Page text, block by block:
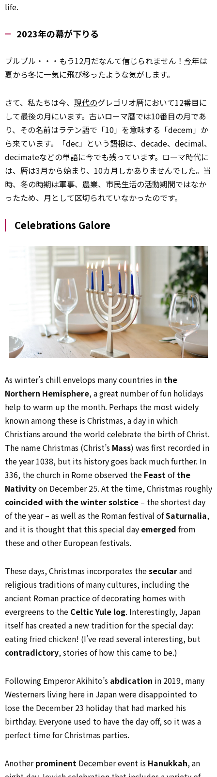
life.
2023年の幕が下りる
ブルブル・・・もう12月だなんて信じられません！ 今年は
夏から冬に一気に飛び移ったような気がします。
さて、私たちは今、 現代のグレゴリオ暦において12番目に
して最後の月にいます。古いローマ暦では10番目の月であ
り、その名前はラテン語で「10」を意味する「decem」か
ら来ています。「dec」という語根は、decade、decimal、
decimateなどの単語に今でも残っています。ローマ時代に
は、暦は3月から始まり、10カ月しかありませんでした。当
時、冬の時期は軍事、農業、市民生活の活動期間ではなか
ったため、月として区切られていなかったのです。
Celebrations Galore
As winter’s chill envelops many countries in the
Northern Hemisphere, a great number of fun holidays
help to warm up the month. Perhaps the most widely
known among these is Christmas, a day in which
Christians around the world celebrate the birth of Christ.
The name Christmas (Christ’s Mass) was first recorded in
the year 1038, but its history goes back much further. In
336, the church in Rome observed the Feastofthe
Nativityon December 25. At the time, Christmas roughly
coincided with the winter solstice – the shortest day
of the year – as well as the Roman festival ofSaturnalia,
and it is thought that this special day emerged from
these and other European festivals.
These days, Christmas incorporates thesecularand
religious traditions of many cultures, including the
ancient Roman practice of decorating homes with
evergreens to the Celtic Yule log. Interestingly, Japan
itself has created a new tradition for the special day:
eating fried chicken! (I’ve read several interesting, but
contradictory, stories of how this came to be.)
Following Emperor Akihito’s abdication in 2019, many
Westerners living here in Japan were disappointed to
lose the December 23 holiday that had marked his
birthday. Everyone used to have the day off, so it was a
perfect time for Christmas parties.
Anotherprominent December event is Hanukkah, an